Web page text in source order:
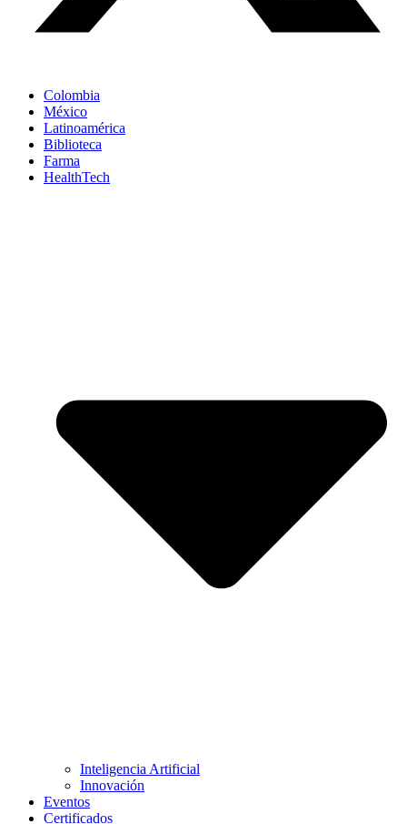
Colombia
México
Latinoamérica
Biblioteca
Farma
HealthTech
Inteligencia Artificial
Innovación
Eventos
Certificados